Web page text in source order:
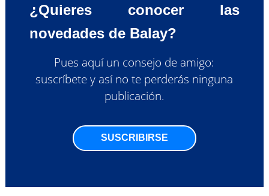
¿Quieres conocer las
novedades de Balay?
Pues aquí un consejo de amigo:
suscríbete y así no te perderás ninguna
publicación.
SUSCRIBIRSE